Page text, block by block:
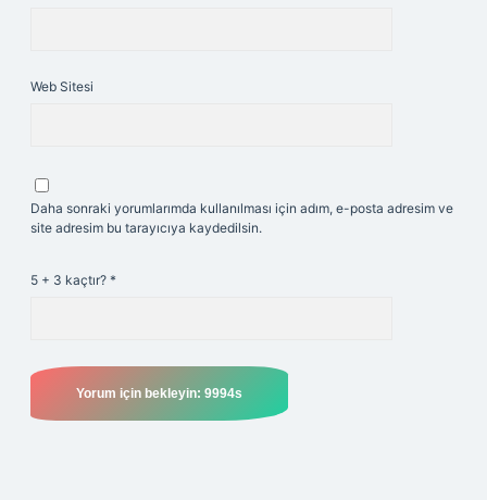
Web Sitesi
Daha sonraki yorumlarımda kullanılması için adım, e-posta adresim ve
site adresim bu tarayıcıya kaydedilsin.
5 + 3 kaçtır? *